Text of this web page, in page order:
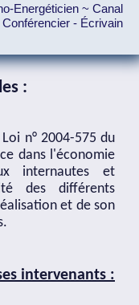
Energéticien ~ Canal
Conférencier - Écrivain
:
n° 2004-575 du
dans l'économie
internautes et
des différents
et de son
intervenants :